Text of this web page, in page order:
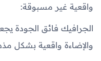
واقعية غير مسبوقة:
الجرافيك فائق الجودة
والإضاءة واقعية بشكل